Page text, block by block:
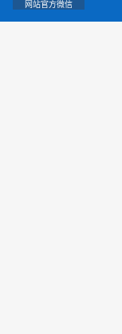
网站官方微信